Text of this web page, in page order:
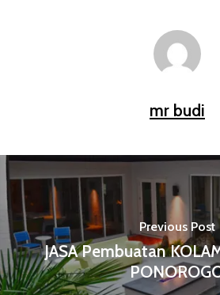
mr budi
Previous Post
JASA Pembuatan